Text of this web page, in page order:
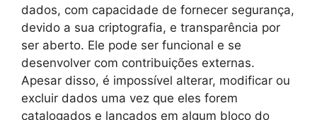
dados, com capacidade de fornecer segurança,
devido a sua criptografia, e transparência por
ser aberto. Ele pode ser funcional e se
desenvolver com contribuições externas.
Apesar disso, é impossível alterar, modificar ou
excluir dados uma vez que eles forem
catalogados e lançados em algum bloco do